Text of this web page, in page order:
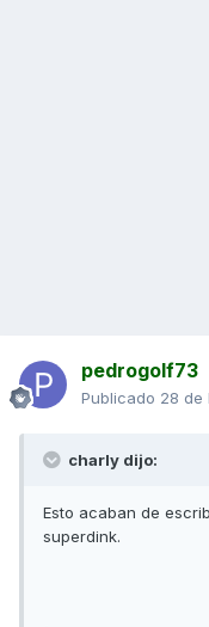
pedrogolf73
Publicado 28 de
charly dijo:
Esto acaban de
superdink.